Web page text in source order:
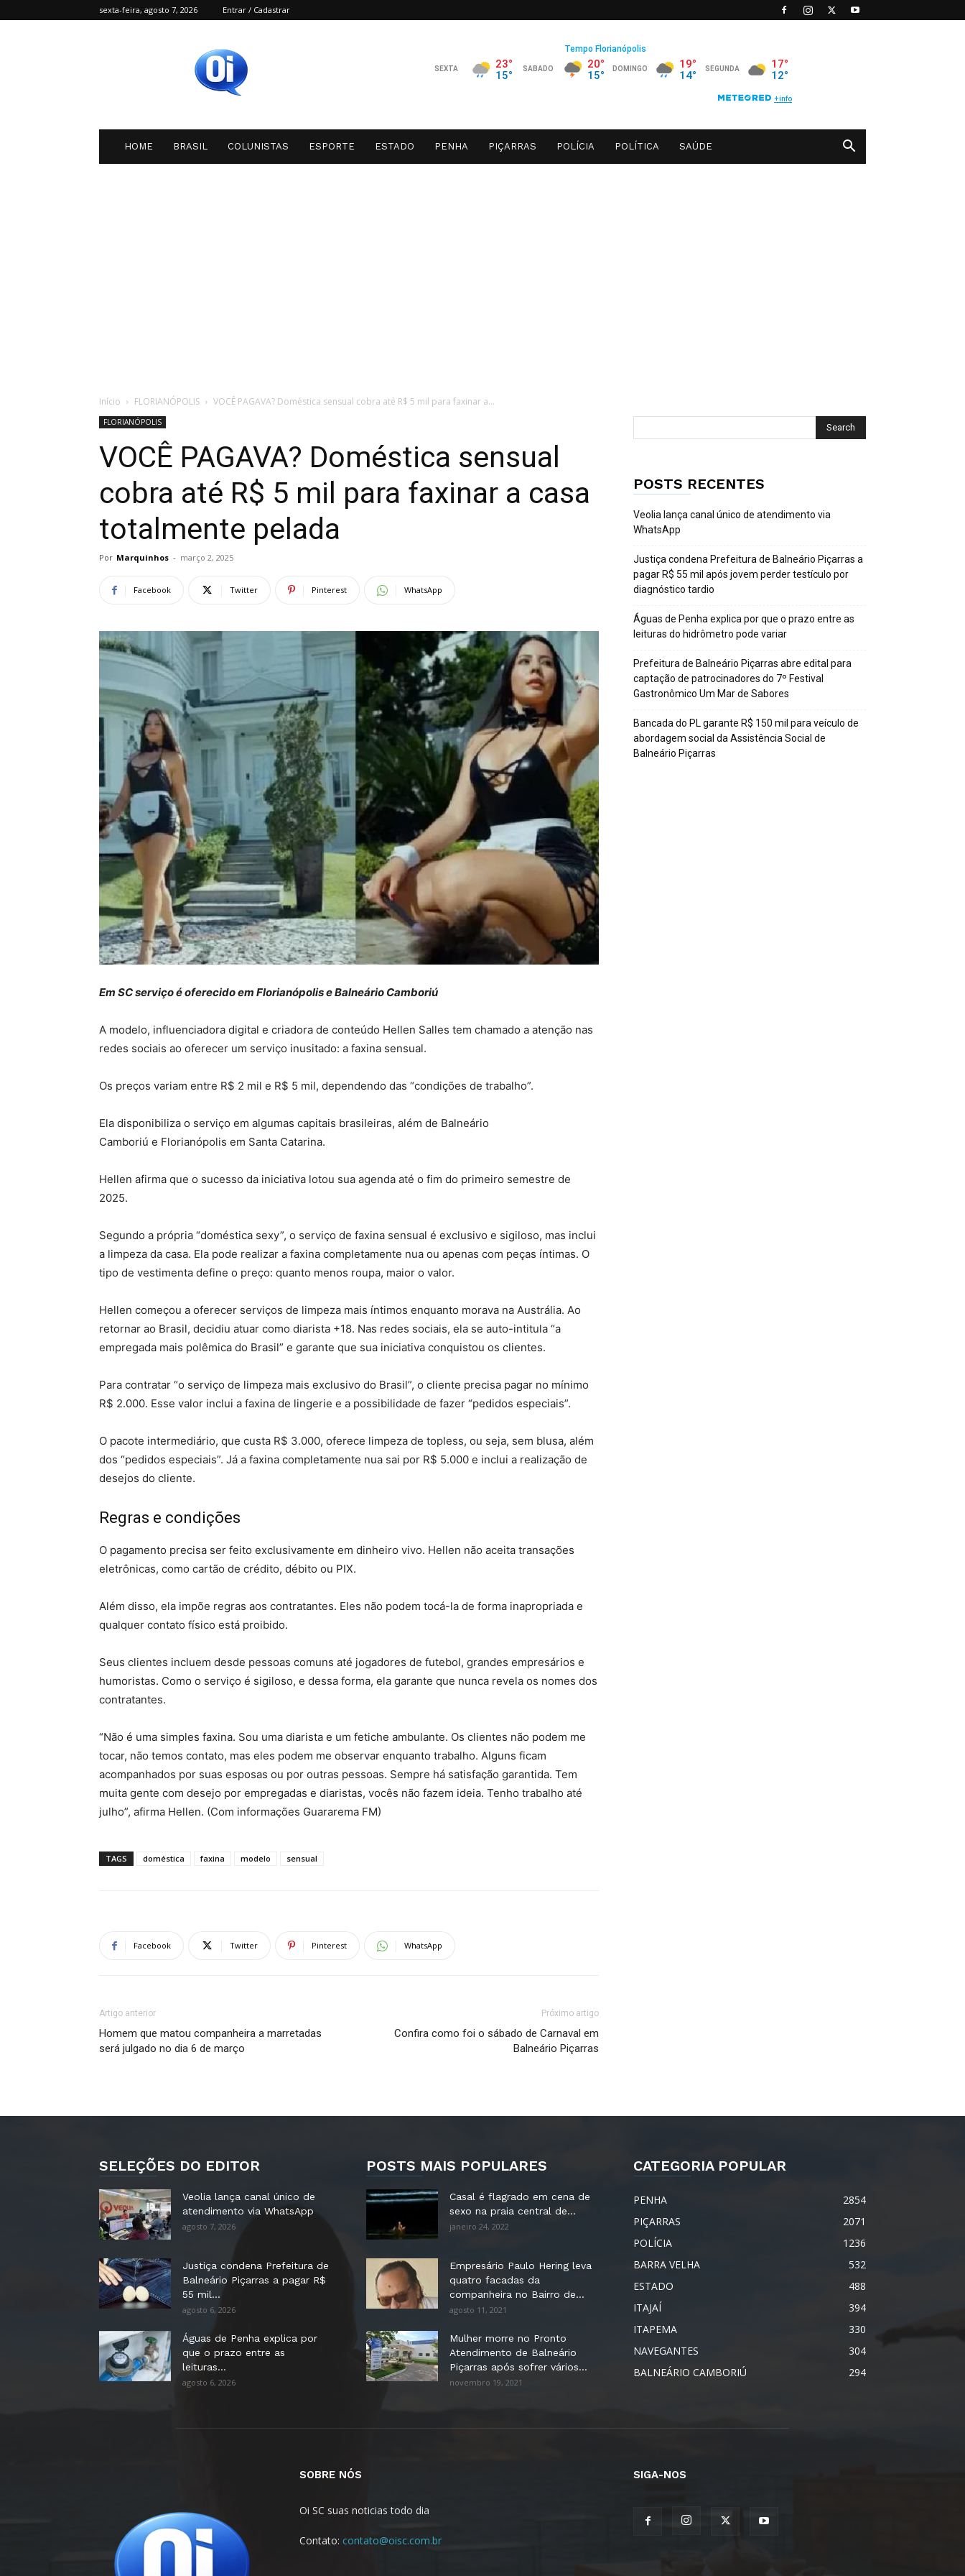
sexta-feira, agosto 7, 2026 Entrar / Cadastrar
HOME BRASIL COLUNISTAS ESPORTE ESTADO PENHA PIÇARRAS POLÍCIA POLÍTICA SAÚDE
Início FLORIANÓPOLIS VOCÊ PAGAVA? Doméstica sensual cobra até R$ 5 mil para faxinar a...
FLORIANÓPOLIS
VOCÊ PAGAVA? Doméstica sensual
cobra até R$ 5 mil para faxinar a casa
totalmente pelada
Por Marquinhos - março 2, 2025
Facebook Twitter Pinterest WhatsApp
Em SC serviço é oferecido em Florianópolis e Balneário Camboriú
A modelo, influenciadora digital e criadora de conteúdo Hellen Salles tem chamado a atenção nas
redes sociais ao oferecer um serviço inusitado: a faxina sensual.
Os preços variam entre R$ 2 mil e R$ 5 mil, dependendo das “condições de trabalho”.
Ela disponibiliza o serviço em algumas capitais brasileiras, além de Balneário
Camboriú e Florianópolis em Santa Catarina.
Hellen afirma que o sucesso da iniciativa lotou sua agenda até o fim do primeiro semestre de
2025.
Segundo a própria “doméstica sexy”, o serviço de faxina sensual é exclusivo e sigiloso, mas inclui
a limpeza da casa. Ela pode realizar a faxina completamente nua ou apenas com peças íntimas. O
tipo de vestimenta define o preço: quanto menos roupa, maior o valor.
Hellen começou a oferecer serviços de limpeza mais íntimos enquanto morava na Austrália. Ao
retornar ao Brasil, decidiu atuar como diarista +18. Nas redes sociais, ela se auto-intitula “a
empregada mais polêmica do Brasil” e garante que sua iniciativa conquistou os clientes.
Para contratar “o serviço de limpeza mais exclusivo do Brasil”, o cliente precisa pagar no mínimo
R$ 2.000. Esse valor inclui a faxina de lingerie e a possibilidade de fazer “pedidos especiais”.
O pacote intermediário, que custa R$ 3.000, oferece limpeza de topless, ou seja, sem blusa, além
dos “pedidos especiais”. Já a faxina completamente nua sai por R$ 5.000 e inclui a realização de
desejos do cliente.
Regras e condições
O pagamento precisa ser feito exclusivamente em dinheiro vivo. Hellen não aceita transações
eletrônicas, como cartão de crédito, débito ou PIX.
Além disso, ela impõe regras aos contratantes. Eles não podem tocá-la de forma inapropriada e
qualquer contato físico está proibido.
Seus clientes incluem desde pessoas comuns até jogadores de futebol, grandes empresários e
humoristas. Como o serviço é sigiloso, e dessa forma, ela garante que nunca revela os nomes dos
contratantes.
“Não é uma simples faxina. Sou uma diarista e um fetiche ambulante. Os clientes não podem me
tocar, não temos contato, mas eles podem me observar enquanto trabalho. Alguns ficam
acompanhados por suas esposas ou por outras pessoas. Sempre há satisfação garantida. Tem
muita gente com desejo por empregadas e diaristas, vocês não fazem ideia. Tenho trabalho até
julho”, afirma Hellen. (Com informações Guararema FM)
TAGS doméstica faxina modelo sensual
Facebook Twitter Pinterest WhatsApp
Artigo anterior
Homem que matou companheira a marretadas
será julgado no dia 6 de março
Próximo artigo
Confira como foi o sábado de Carnaval em
Balneário Piçarras
POSTS RECENTES
Veolia lança canal único de atendimento via
WhatsApp
Justiça condena Prefeitura de Balneário Piçarras a
pagar R$ 55 mil após jovem perder testículo por
diagnóstico tardio
Águas de Penha explica por que o prazo entre as
leituras do hidrômetro pode variar
Prefeitura de Balneário Piçarras abre edital para
captação de patrocinadores do 7º Festival
Gastronômico Um Mar de Sabores
Bancada do PL garante R$ 150 mil para veículo de
abordagem social da Assistência Social de
Balneário Piçarras
SELEÇÕES DO EDITOR
Veolia lança canal único de
atendimento via WhatsApp
agosto 7, 2026
Justiça condena Prefeitura de
Balneário Piçarras a pagar R$
55 mil...
agosto 6, 2026
Águas de Penha explica por
que o prazo entre as
leituras...
agosto 6, 2026
POSTS MAIS POPULARES
Casal é flagrado em cena de
sexo na praia central de...
janeiro 24, 2022
Empresário Paulo Hering leva
quatro facadas da
companheira no Bairro de...
agosto 11, 2021
Mulher morre no Pronto
Atendimento de Balneário
Piçarras após sofrer vários...
novembro 19, 2021
CATEGORIA POPULAR
PENHA
2854
PIÇARRAS
2071
POLÍCIA
1236
BARRA VELHA
532
ESTADO
488
ITAJAÍ
394
ITAPEMA
330
NAVEGANTES
304
BALNEÁRIO CAMBORIÚ
294
SOBRE NÓS
Oi SC suas noticias todo dia
Contato: contato@oisc.com.br
SIGA-NOS